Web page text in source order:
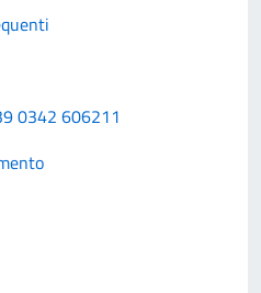
0342 606211